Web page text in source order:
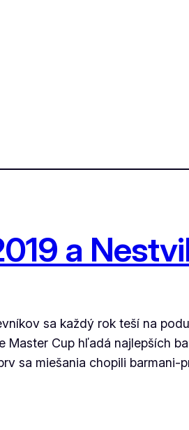
a
sa každý rok teší na
Master Cup hľadá najlepších
sa miešania chopili